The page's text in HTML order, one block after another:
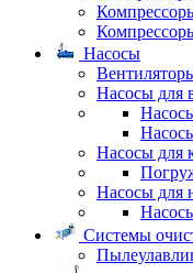
Насосы
Насосы для
Насосы для
Насосы для
Системы